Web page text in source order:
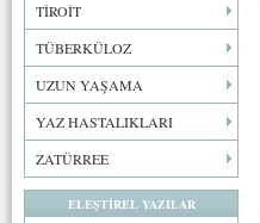
TİROİT
TÜBERKÜLOZ
UZUN YAŞAMA
YAZ HASTALIKLARI
ZATÜRREE
ELEŞTİREL YAZILAR